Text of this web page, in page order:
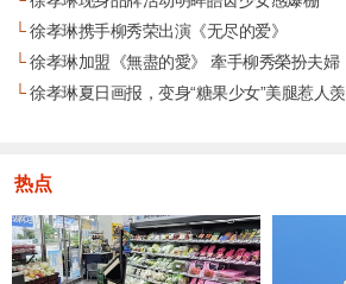
└徐孝琳携手柳秀荣出演《无尽的爱》
└徐孝琳加盟《無盡的愛》 牽手柳秀榮扮夫婦
└徐孝琳夏日画报，变身“糖果少女”美腿惹人羡
热点